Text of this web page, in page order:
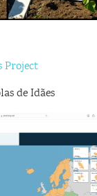
Project
de Idães